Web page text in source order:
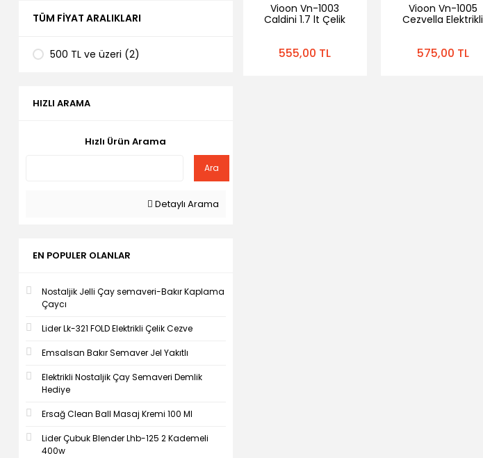
TÜM FIYAT ARALIKLARI
500 TL ve üzeri (2)
HIZLI ARAMA
Hızlı Ürün Arama
Ara
Detaylı Arama
EN POPULER OLANLAR
Nostaljik Jelli Çay semaveri-Bakır Kaplama
Çaycı
Lider Lk-321 FOLD Elektrikli Çelik Cezve
Emsalsan Bakır Semaver Jel Yakıtlı
Elektrikli Nostaljik Çay Semaveri Demlik
Hediye
Ersağ Clean Ball Masaj Kremi 100 Ml
Lider Çubuk Blender Lhb-125 2 Kademeli
400w
Vioon Vn-1003
Caldini 1.7 lt Çelik
555,00 TL
Vioon Vn-1005
Cezvella Elektrikli
575,00 TL